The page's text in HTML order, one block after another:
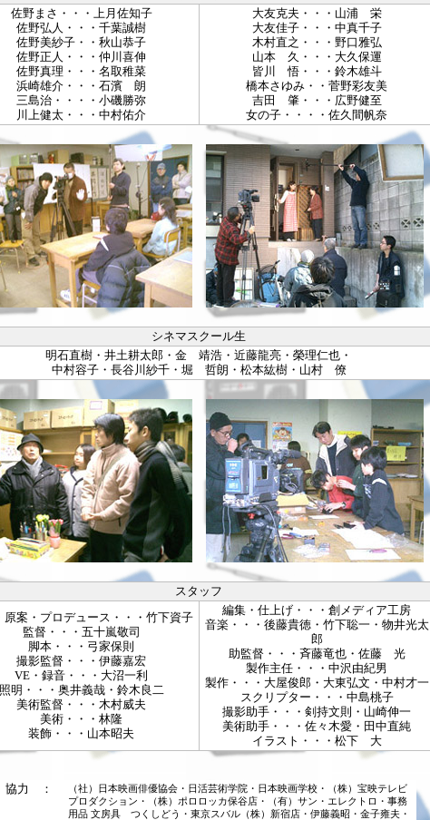
佐野まさ・・・上月佐知子
佐野弘人・・・千葉誠樹
佐野美紗子・・秋山恭子
佐野正人・・・仲川喜伸
佐野真理・・・名取稚菜
浜崎雄介・・・石濱 朗
三島治・・・・小磯勝弥
川上健太・・・中村佑介
大友克夫・・・山浦 栄
大友佳子・・・中真千子
木村直之・・・野口雅弘
山本 久・・・大久保運
皆川 悟・・・鈴木雄斗
橋本さゆみ・・菅野彩友美
吉田 肇・・・広野健至
女の子・・・・佐久間帆奈
シネマスクール生
明石直樹・井土耕太郎・金 靖浩・近藤龍亮・榮理仁也・
中村容子・長谷川紗千・堀 哲朗・松本紘樹・山村 僚
スタッフ
原案・プロデュース・・・竹下資子
監督・・・五十嵐敬司
脚本・・・弓家保則
撮影監督・・・伊藤嘉宏
VE・録音・・・大沼一利
照明・・・奥井義哉・鈴木良二
美術監督・・・木村威夫
美術・・・林隆
装飾・・・山本昭夫
編集・仕上げ・・・創メディア工房
音楽・・・後藤貴徳・竹下聡一・物井光太
郎
助監督・・・斉藤竜也・佐藤 光
製作主任・・・中沢由紀男
製作・・・大屋俊郎・大東弘文・中村才一
スクリプター・・・中島桃子
撮影助手・・・剣持文則・山崎伸一
美術助手・・・佐々木愛・田中直純
イラスト・・・松下 大
協力 ：
（社）日本映画俳優協会・日活芸術学院・日本映画学校・（株）宝映テレビ
プロダクション・（株）ポロロッカ保谷店・（有）サン・エレクトロ・事務
用品 文房具 つくしどう・東京スバル（株）新宿店・伊藤義昭・金子雍夫・